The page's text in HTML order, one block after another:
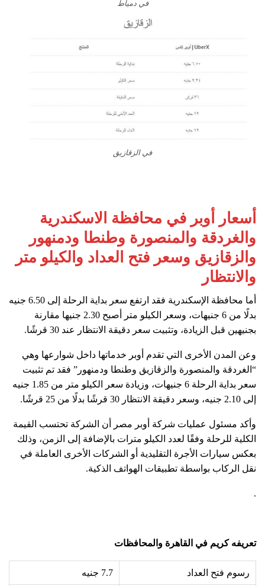
في دمياط
في الزقازيق
أسعار أوبر في محافظة الاسكندرية
والغردقة والمنصورة وطنطا ودمنهور
والزقازيق وسعر فتح العداد والكيلو متر
والانتظار
أما محافظة الإسكندرية فقد ارتفع سعر بداية الرحلة إلى 6.50 جنيه
بدلًا من 6 جنيهات، وسعر الكيلو متر أصبح 2.30 جنيها مقارنة
بجنيهين قبل الزيادة، وتثبيت سعر دقيقة الانتظار عند 30 قرشًا.
وعن المدن الأخرى التي تقدم أوبر خدماتها داخل شوارعها وهي
“الغردقة والمنصورة والزقازيق وطنطا ودمنهور” فقد تم تثبيت
سعر بداية الرحلة 6 جنيهات، وزيادة سعر الكيلو متر من 1.85 جنيه
إلى 2.10 جنيه، وسعر دقيقة الانتظار 30 قرشًا بدلًا من 25 قرشًا.
وأكد مسئول عمليات شركة أوبر مصر أن الشركة تحتسب القيمة
الكلية للرحلة وفقًا لعدد الكيلو مترات بالإضافة إلى الزمن، وذلك
بعكس سيارات الأجرة التقليدية أو الشركات الأخرى العاملة في
نقل الركاب بواسطة تطبيقات الهواتف الذكية.
.
تعريفه كريم في القاهرة والمحافظات
رسوم فتح العداد 7.7 جنيه